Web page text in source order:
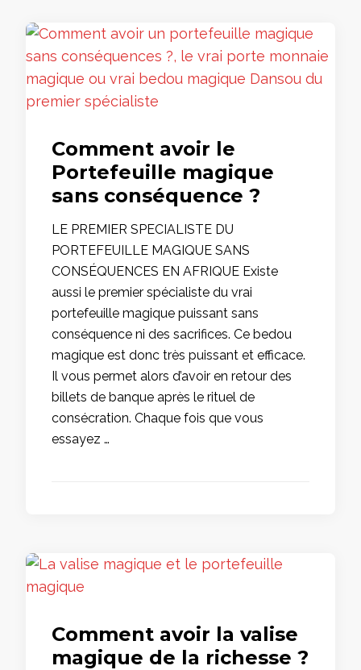
Comment avoir le
Portefeuille magique
sans conséquence ?
LE PREMIER SPECIALISTE DU
PORTEFEUILLE MAGIQUE SANS
CONSÉQUENCES EN AFRIQUE Existe
aussi le premier spécialiste du vrai
portefeuille magique puissant sans
conséquence ni des sacrifices. Ce bedou
magique est donc très puissant et efficace.
Il vous permet alors d’avoir en retour des
billets de banque après le rituel de
consécration. Chaque fois que vous
essayez …
Comment avoir la valise
magique de la richesse ?